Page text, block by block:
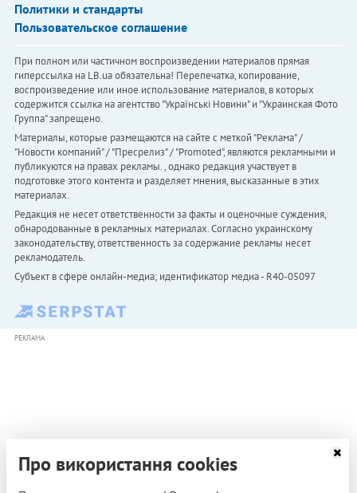
Политики и стандарты
Пользовательское соглашение
При полном или частичном воспроизведении материалов прямая
гиперссылка на LB.ua обязательна! Перепечатка, копирование,
воспроизведение или иное использование материалов, в которых
содержится ссылка на агентство "Українськi Новини" и "Украинская Фото
Группа" запрещено.
Материалы, которые размещаются на сайте с меткой "Реклама" /
"Новости компаний" / "Пресрелиз" / "Promoted", являются рекламными и
публикуются на правах рекламы. , однако редакция участвует в
подготовке этого контента и разделяет мнения, высказанные в этих
материалах.
Редакция не несет ответственности за факты и оценочные суждения,
обнародованные в рекламных материалах. Согласно украинскому
законодательству, ответственность за содержание рекламы несет
рекламодатель.
Субъект в сфере онлайн-медиа; идентификатор медиа - R40-05097
РЕКЛАМА
Про використання cookies